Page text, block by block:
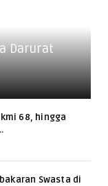
Darurat
68, hingga
Swasta di